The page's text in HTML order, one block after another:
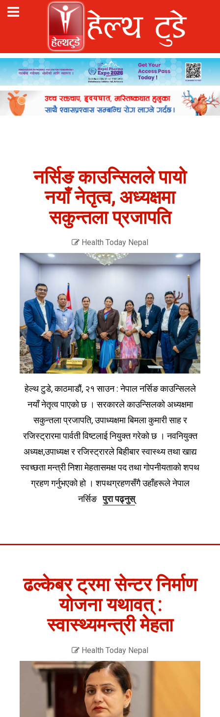
नर्सिङ काउन्सिलले पायो
नयाँ नेतृत्व, अध्यक्षमा
सकुन्तला प्रजापति
Health Today Nepal
हेल्थ टुडे, काठमाडौं, २१ साउन : नेपाल नर्सिङ काउन्सिलले
नयाँ नेतृत्व पाएको छ । सरकारले काउन्सिलको अध्यक्षमा
सकुन्तला प्रजापति, उपाध्यक्षमा बिमला कुमारी साह र
रजिस्ट्रारमा पार्वती विष्टलाई नियुक्त गरेको छ । नवनियुक्त
अध्यक्ष,उपाध्यक्ष र रजिस्ट्रारले बिहीबार स्वास्थ्य तथा खाद्य
स्वच्छता मन्त्री निशा मेहतासमक्ष पद तथा गोपनीयताको शपथ
ग्रहण गर्नुभएको हो । शपथग्रहणसँगै उहाँहरूले नेपाल
नर्सिङपुरा पढ्नुस्
ढल्केबर ट्रमा सेन्टर निर्माण
योजना यथावत् :
स्वास्थ्यमन्त्री मेहता
Health Today Nepal